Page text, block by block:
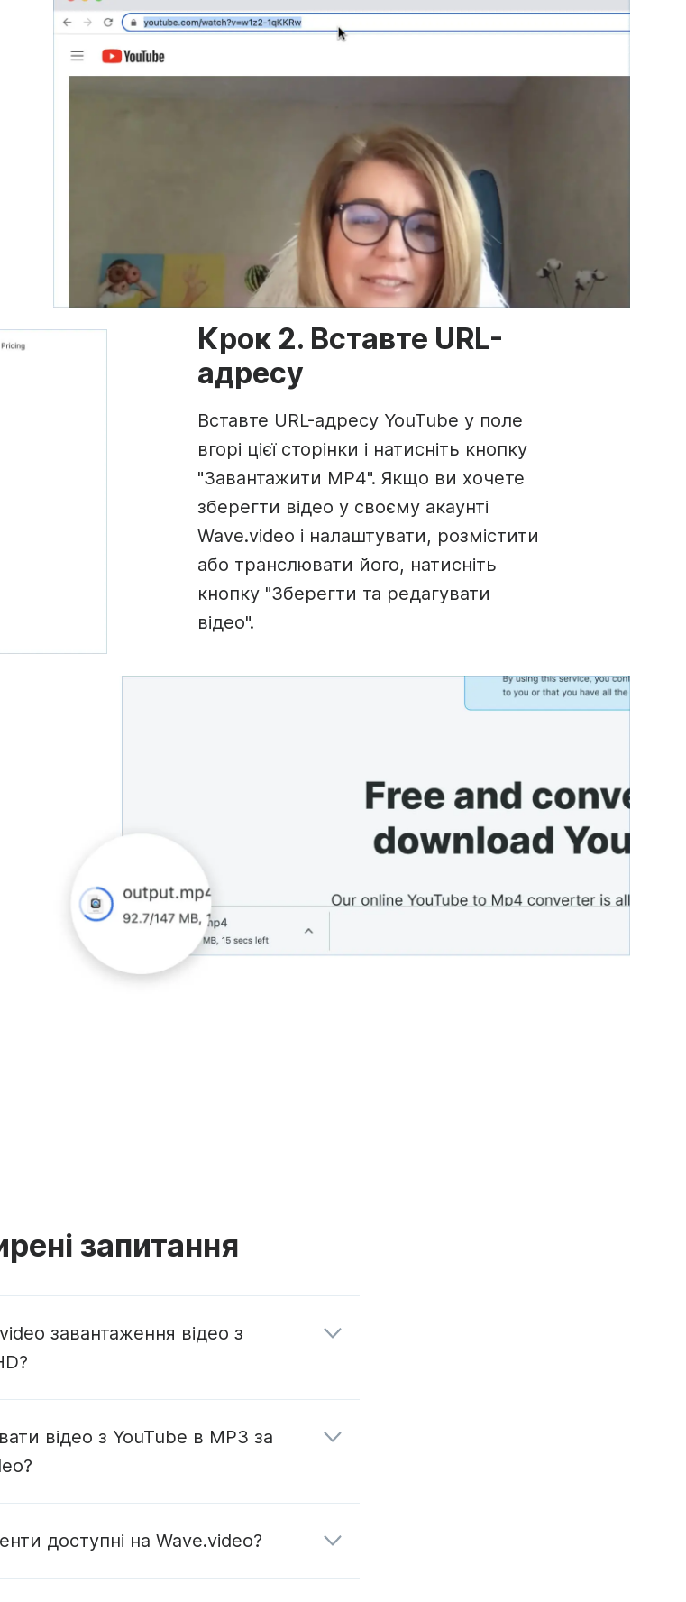
Крок 2. Вставте URL-
адресу
Вставте URL-адресу YouTube у поле
вгорі цієї сторінки і натисніть кнопку
"Завантажити MP4". Якщо ви хочете
зберегти відео у своєму акаунті
Wave.video і налаштувати, розмістити
або транслювати його, натисніть
кнопку "Зберегти та редагувати
відео".
запитання
завантаження відео з
відео з YouTube в MP3 за
доступні на Wave.video?